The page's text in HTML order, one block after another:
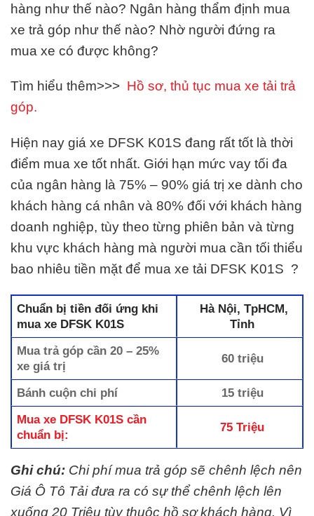
hàng như thế nào? Ngân hàng thẩm định mua
xe trả góp như thế nào? Nhờ người đứng ra
mua xe có được không?
Tìm hiểu thêm>>> Hồ sơ, thủ tục mua xe tải trả
góp.
Hiện nay giá xe DFSK K01S đang rất tốt là thời
điểm mua xe tốt nhất. Giới hạn mức vay tối đa
của ngân hàng là 75% – 90% giá trị xe dành cho
khách hàng cá nhân và 80% đối với khách hàng
doanh nghiệp, tùy theo từng phiên bản và từng
khu vực khách hàng mà người mua cần tối thiểu
bao nhiêu tiền mặt để mua xe tải DFSK K01S ?
Chuẩn bị tiền đối ứng khi
mua xe DFSK K01S
Hà Nội, TpHCM,
Tỉnh
Mua trả góp cần 20 – 25%
xe giá trị
60 triệu
Bánh cuộn chi phí
15 triệu
Mua xe DFSK K01S cần
chuẩn bị:
75 Triệu
Ghi chú: Chi phí mua trả góp sẽ chênh lệch nên
Giá Ô Tô Tảiđưa ra có sự thể chênh lệch lên
xuống 20 Triệu tùy thuộc hồ sơ khách hàng. Vì